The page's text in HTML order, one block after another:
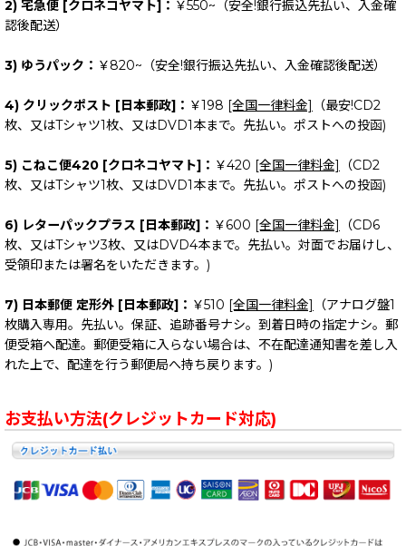
2) 宅急便 [クロネコヤマト]： ￥550~（安全!銀行振込先払い、入金確
認後配送）
3) ゆうパック： ￥820~（安全!銀行振込先払い、入金確認後配送）
4) クリックポスト [日本郵政]： ￥198 [全国一律料金]
（最安!CD2
枚、又はTシャツ1枚、又はDVD1本まで。先払い。ポストへの投函)
5) こねこ便420 [クロネコヤマト]： ￥420 [全国一律料金]
（CD2
枚、又はTシャツ1枚、又はDVD1本まで。先払い。ポストへの投函)
6) レターパックプラス [日本郵政]： ￥600 [全国一律料金]
（CD6
枚、又はTシャツ3枚、又はDVD4本まで。先払い。対面でお届けし、
受領印または署名をいただきます。)
7) 日本郵便 定形外 [日本郵政]： ￥510 [全国一律料金]
（アナログ盤1
枚購入専用。先払い。保証、追跡番号ナシ。到着日時の指定ナシ。郵
便受箱へ配達。郵便受箱に入らない場合は、不在配達通知書を差し入
れた上で、配達を行う郵便局へ持ち戻ります。)
お支払い方法(クレジットカード対応)